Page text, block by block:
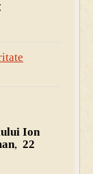
cu gulere albe
Ion
, 22